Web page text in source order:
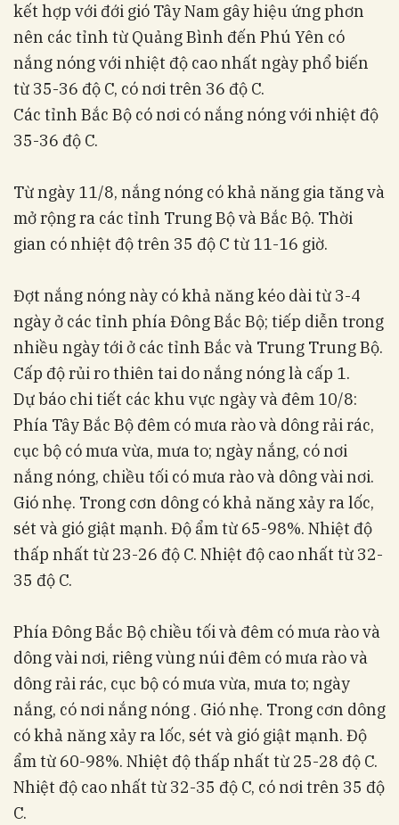
kết hợp với đới gió Tây Nam gây hiệu ứng phơn
nên các tỉnh từ Quảng Bình đến Phú Yên có
nắng nóng với nhiệt độ cao nhất ngày phổ biến
từ 35-36 độ C, có nơi trên 36 độ C.
Các tỉnh Bắc Bộ có nơi có nắng nóng với nhiệt độ
35-36 độ C.
Từ ngày 11/8, nắng nóng có khả năng gia tăng và
mở rộng ra các tỉnh Trung Bộ và Bắc Bộ. Thời
gian có nhiệt độ trên 35 độ C từ 11-16 giờ.
Đợt nắng nóng này có khả năng kéo dài từ 3-4
ngày ở các tỉnh phía Đông Bắc Bộ; tiếp diễn trong
nhiều ngày tới ở các tỉnh Bắc và Trung Trung Bộ.
Cấp độ rủi ro thiên tai do nắng nóng là cấp 1.
Dự báo chi tiết các khu vực ngày và đêm 10/8:
Phía Tây Bắc Bộ đêm có mưa rào và dông rải rác,
cục bộ có mưa vừa, mưa to; ngày nắng, có nơi
nắng nóng, chiều tối có mưa rào và dông vài nơi.
Gió nhẹ. Trong cơn dông có khả năng xảy ra lốc,
sét và gió giật mạnh. Độ ẩm từ 65-98%. Nhiệt độ
thấp nhất từ 23-26 độ C. Nhiệt độ cao nhất từ 32-
35 độ C.
Phía Đông Bắc Bộ chiều tối và đêm có mưa rào và
dông vài nơi, riêng vùng núi đêm có mưa rào và
dông rải rác, cục bộ có mưa vừa, mưa to; ngày
nắng, có nơi nắng nóng . Gió nhẹ. Trong cơn dông
có khả năng xảy ra lốc, sét và gió giật mạnh. Độ
ẩm từ 60-98%. Nhiệt độ thấp nhất từ 25-28 độ C.
Nhiệt độ cao nhất từ 32-35 độ C, có nơi trên 35 độ
C.